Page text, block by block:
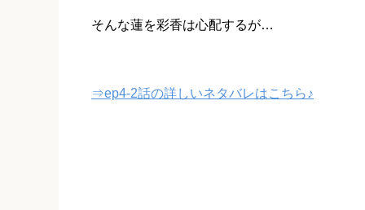
そんな蓮を彩香は心配するが…
⇒ep4-2話の詳しいネタバレはこちら♪